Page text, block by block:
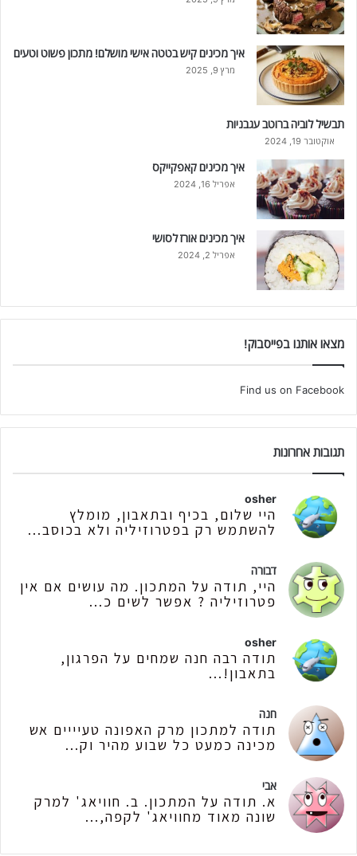
איך מכינים קיש בטטה אישי מושלם! מתכון פשוט וטעים
מרץ 9, 2025
תבשיל לוביה ברוטב עגבניות
אוקטובר 19, 2024
איך מכינים קאפקייקס
אפריל 16, 2024
איך מכינים אורז לסושי
אפריל 2, 2024
מצאו אותנו בפייסבוק!
Find us on Facebook
תגובות אחרונות
osher
היי שלום, בכיף ובתאבון, מומלץ
להשתמש רק בפטרוזיליה ולא בכוסב...
דבורה
היי, תודה על המתכון. מה עושים אם אין
פטרוזיליה ? אפשר לשים כ...
osher
תודה רבה חנה שמחים על הפרגון,
בתאבון!...
חנה
תודה למתכון מרק האפונה טעיייים אש
מכינה כמעט כל שבוע מהיר וק...
אבי
א. תודה על המתכון. ב. חוויאג' למרק
שונה מאוד מחוויאג' לקפה,...